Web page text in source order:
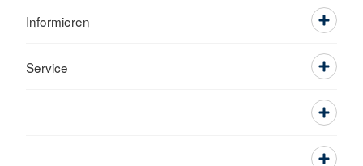
Informieren
Service